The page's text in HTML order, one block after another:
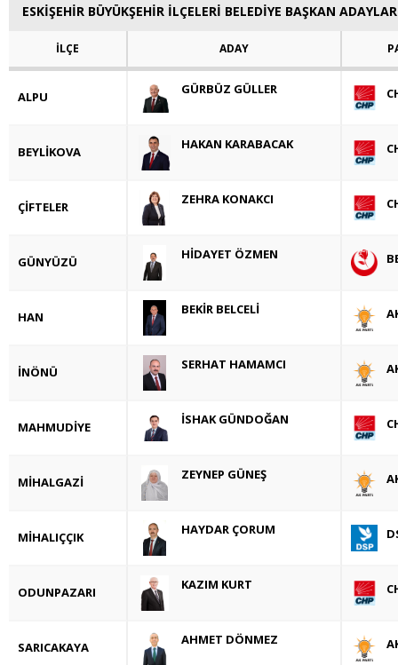
ESKİŞEHİR BÜYÜKŞEHİR İLÇELERİ BELEDİYE BAŞKAN
İLÇE ADAY
ALPU GÜRBÜZ GÜLLER
BEYLİKOVA HAKAN KARABACAK
ÇİFTELER ZEHRA KONAKCI
GÜNYÜZÜ HİDAYET ÖZMEN
HAN BEKİR BELCELİ
İNÖNÜ SERHAT HAMAMCI
MAHMUDİYE İSHAK GÜNDOĞAN
MİHALGAZİ ZEYNEP GÜNEŞ
MİHALIÇÇIK HAYDAR ÇORUM
ODUNPAZARI KAZIM KURT
SARICAKAYA AHMET DÖNMEZ